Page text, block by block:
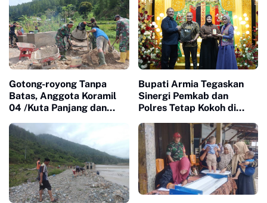
Gotong-royong Tanpa
Batas, Anggota Koramil
04 /Kuta Panjang dan
Gantung
Bupati Armia Tegaskan
Sinergi Pemkab dan
Polres Tetap Kokoh di
Kapolres Baru